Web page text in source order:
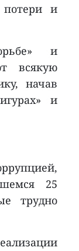
потери и
и
всякую
начав
и
25
трудно